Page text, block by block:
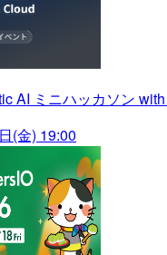
AI ミニハッカソン
(金) 19:00